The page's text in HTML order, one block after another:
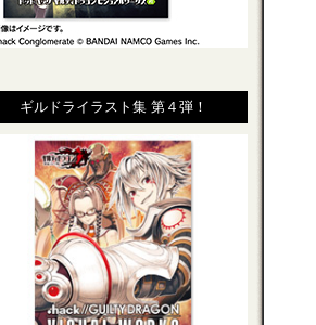
ギルドライラスト集 第４弾！